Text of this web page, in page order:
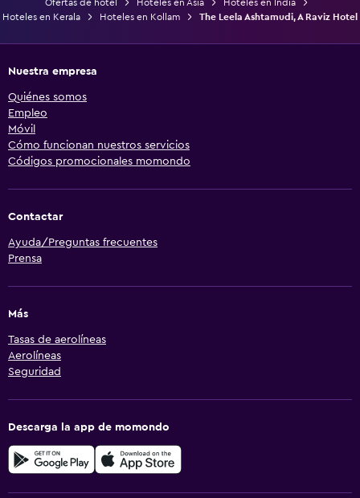
Ofertas de hotel Hoteles en Asia
Hoteles en India
Hoteles en Kerala
Hoteles en Kollam The Leela Ashtamudi, A Raviz Hotel
Nuestra empresa
Quiénes somos
Empleo
Móvil
Cómo funcionan nuestros servicios
Códigos promocionales momondo
Contactar
Ayuda/Preguntas frecuentes
Prensa
Más
Tasas de aerolíneas
Aerolíneas
Seguridad
Descarga la app de momondo